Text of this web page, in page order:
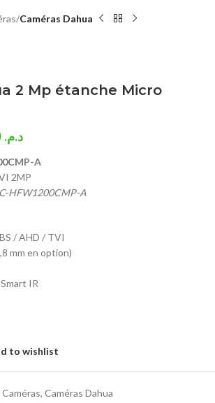
Caméras Dahua
2 Mp étanche Micro
د.م.
A
2MP
HFW1200CMP-A
/ AHD / TVI
mm en option)
IR
to wishlist
Caméras, Caméras Dahua